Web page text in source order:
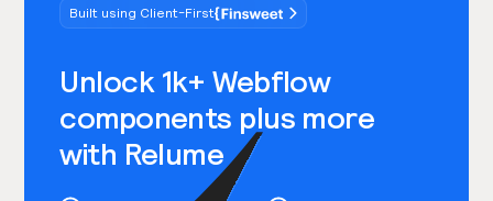
Built using Client-First
Unlock 1k+ Webflow
components plus more
with Relume